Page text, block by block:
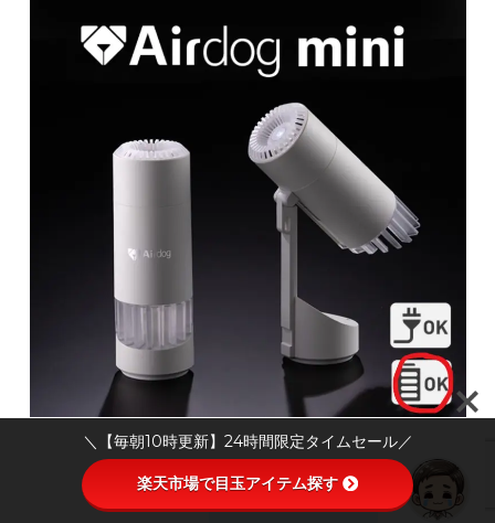
な、なるほど。
＼【毎朝10時更新】24時間限定タイムセール／
楽天市場で目玉アイテム探す